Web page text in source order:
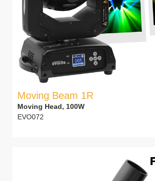
Moving Beam 1R
Moving Head, 100W
EVO072